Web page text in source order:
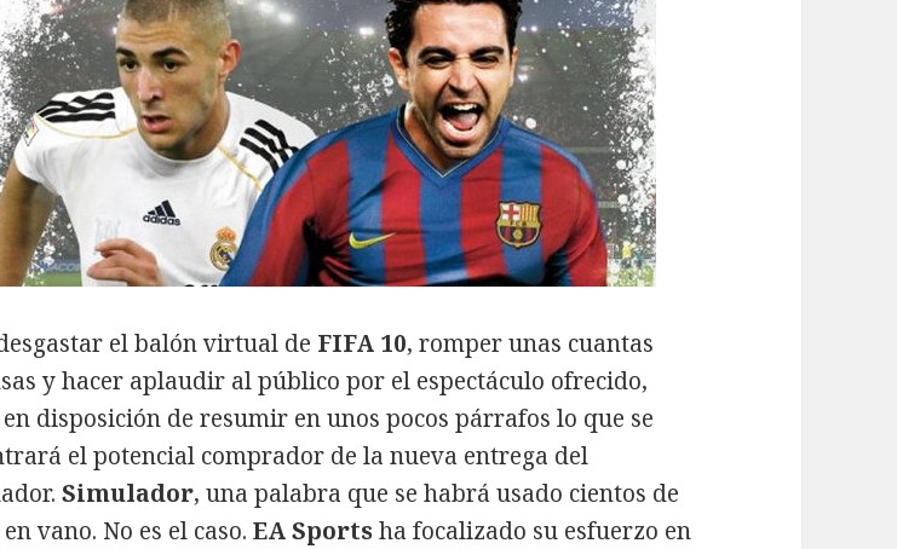
el balón virtual de FIFA 10, romper unas cuantas
y hacer aplaudir al público por el espectáculo ofrecido,
disposición de resumir en unos pocos párrafos lo que se
el potencial comprador de la nueva entrega del
Simulador, una palabra que se habrá usado cientos de
en vano. No es el caso.EA Sportsha focalizado su esfuerzo en